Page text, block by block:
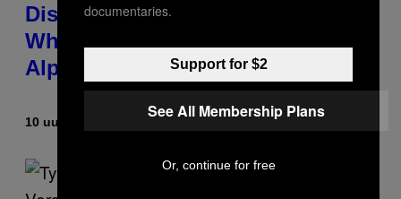
Discovered the New ‘Millennial
Whoop’ of Pop Music: The Gen
Alpha Melody
10 uur geleden Lauren Boisvert
documentaries.
Support for $2
See All Membership Plans
Or, continue for free